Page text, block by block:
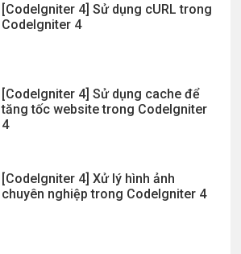
[CodeIgniter 4] Sử dụng cURL trong
CodeIgniter 4
[CodeIgniter 4] Sử dụng cache để
tăng tốc website trong CodeIgniter
4
[CodeIgniter 4] Xử lý hình ảnh
chuyên nghiệp trong CodeIgniter 4